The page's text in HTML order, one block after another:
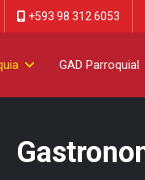
+593 98 312 6053
GAD Parroquial